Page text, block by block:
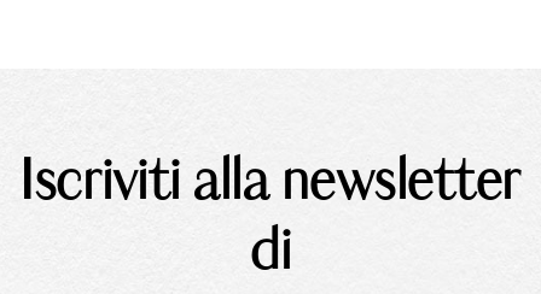
Iscriviti alla newsletter
di